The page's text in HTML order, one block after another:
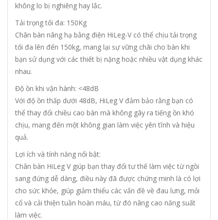
không lo bị nghiêng hay lắc.
Tải trọng tối đa: 150Kg
Chân bàn nâng hạ bằng điện HiLeg-V có thể chịu tải trọng
tối đa lên đến 150kg, mang lại sự vững chãi cho bàn khi
bạn sử dụng với các thiết bị nặng hoặc nhiều vật dụng khác
nhau.
Độ ồn khi vận hành: <48dB
Với độ ồn thấp dưới 48dB, HiLeg V đảm bảo rằng bạn có
thể thay đổi chiều cao bàn mà không gây ra tiếng ồn khó
chịu, mang đến một không gian làm việc yên tĩnh và hiệu
quả.
Lợi ích và tính năng nổi bật:
Chân bàn HiLeg V giúp bạn thay đổi tư thế làm việc từ ngồi
sang đứng dễ dàng, điều này đã được chứng minh là có lợi
cho sức khỏe, giúp giảm thiểu các vấn đề về đau lưng, mỏi
cổ và cải thiện tuần hoàn máu, từ đó nâng cao năng suất
làm việc.